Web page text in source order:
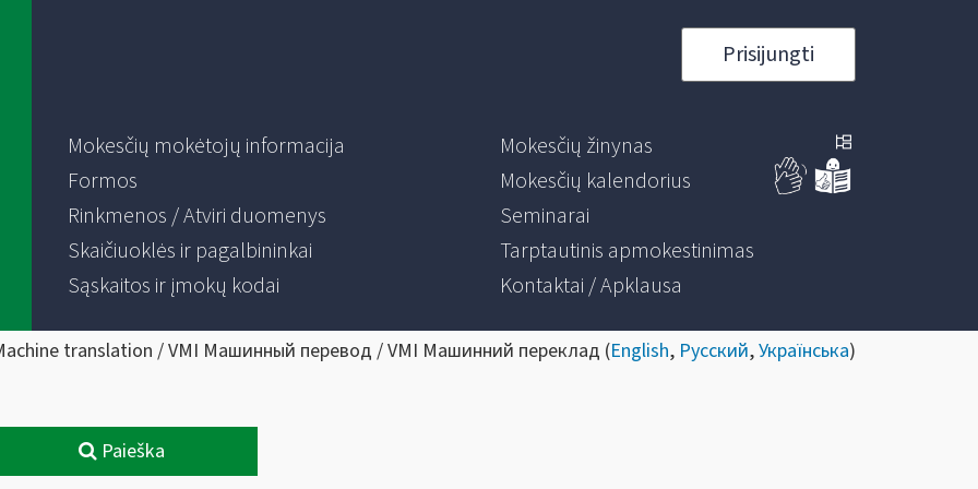
Prisijungti
Mokesčių mokėtojų informacija
Formos
Rinkmenos / Atviri duomenys
Skaičiuoklės ir pagalbininkai
Sąskaitos ir įmokų kodai
Mokesčių žinynas
Mokesčių kalendorius
Seminarai
Tarptautinis apmokestinimas
Kontaktai / Apklausa
translation / VMI Машинный перевод / VMI Машинний переклад (English, Русский,Українська)
Paieška